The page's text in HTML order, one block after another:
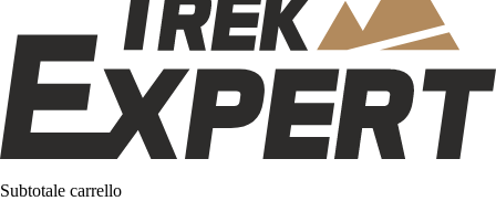
Subtotale carrello